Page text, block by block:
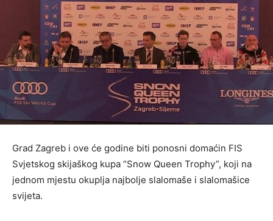
Grad Zagreb i ove će godine biti ponosni domaćin FIS
Svjetskog skijaškog kupa “Snow Queen Trophy”, koji na
jednom mjestu okuplja najbolje slalomaše i slalomašice
svijeta.